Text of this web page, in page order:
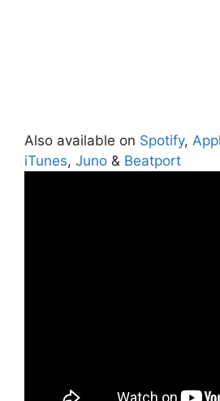
Also available on Spotify,
iTunes, Juno & Beatport